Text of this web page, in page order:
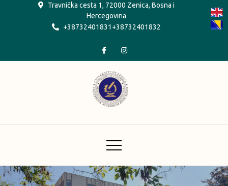
Travnička cesta 1, 72000 Zenica, Bosna i
Hercegovina
+38732401831+38732401832